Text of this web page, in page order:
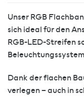
Unser RGB
sich ideal für den
RGB-LED-Streifen
Dank der flachen
verlegen – auch in